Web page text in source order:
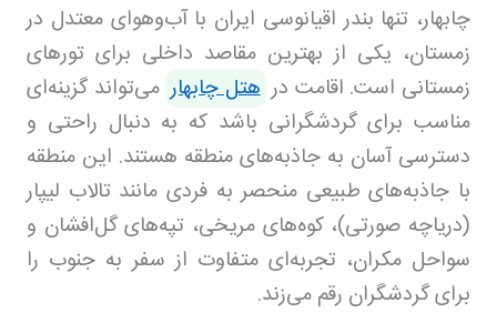
چابهار، تنها بندر اقیانوسی ایران با آب‌وهوای معتدل در
زمستان، یکی از بهترین مقاصد داخلی برای تورهای
زمستانی است. اقامت در هتل چابهار می‌تواند گزینه‌ای
مناسب برای گردشگرانی باشد که به دنبال راحتی و
دسترسی آسان به جاذبه‌های منطقه هستند. این منطقه
با جاذبه‌های طبیعی منحصر به فردی مانند تالاب لیپار
(دریاچه صورتی)، کوه‌های مریخی، تپه‌های گل‌افشان و
سواحل مکران، تجربه‌ای متفاوت از سفر به جنوب را
برای گردشگران رقم می‌زند.